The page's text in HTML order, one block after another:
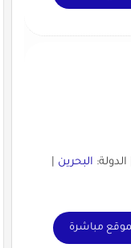
البحرين|
مباشرة